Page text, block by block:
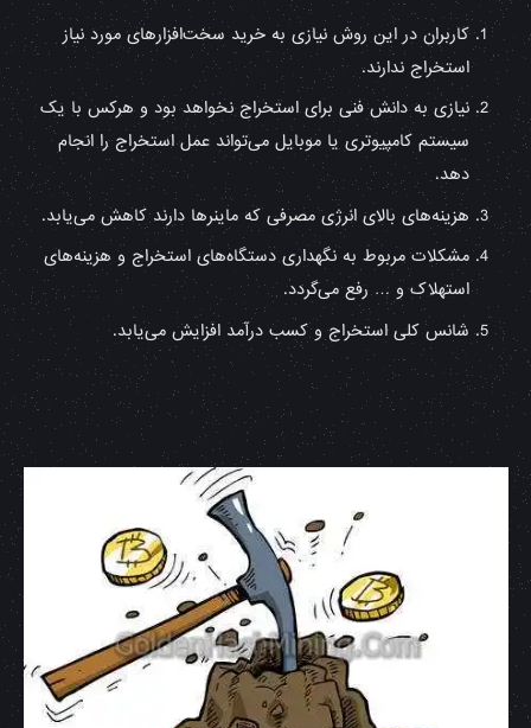
کاربران در این روش نیازی به خرید سخت‌افزارهای مورد نیاز
استخراج ندارند.
نیازی به دانش فنی برای استخراج نخواهد بود و هرکس با یک
سیستم کامپیوتری یا موبایل می‌تواند عمل استخراج را انجام
دهد.
هزینه‌های بالای انرژی مصرفی که ماینرها دارند کاهش می‌یابد.
مشکلات مربوط به نگهداری دستگاه‌های استخراج و هزینه‌های
استهلاک و … رفع می‌گردد.
شانس کلی استخراج و کسب درآمد افزایش می‌یابد.